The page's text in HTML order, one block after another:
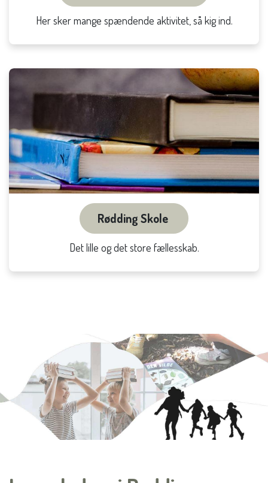
Her sker mange spændende aktivitet, så kig ind.
Rødding Skole
Det lille og det store fællesskab.